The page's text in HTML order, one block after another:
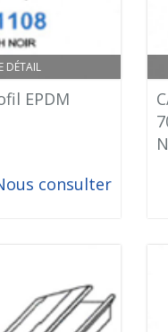
DÉTAIL
EPDM
consulter